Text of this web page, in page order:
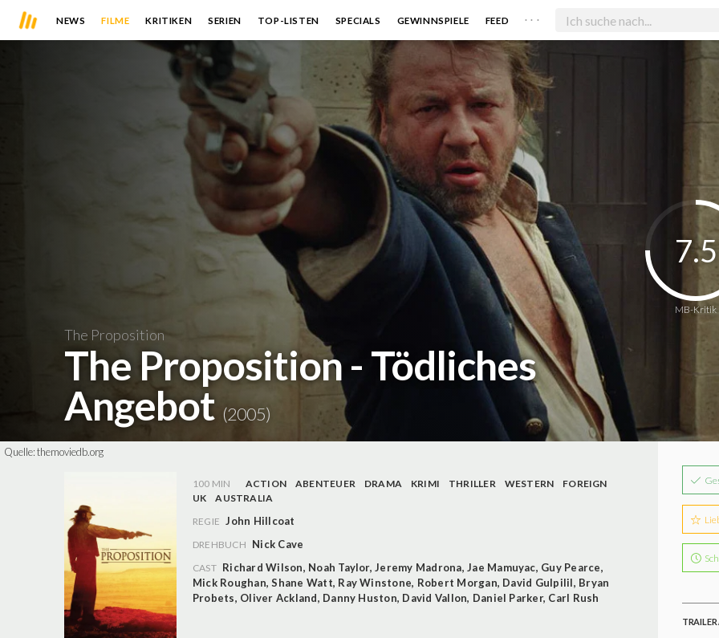
NEWS FILME KRITIKEN SERIEN TOP-LISTEN SPECIALS GEWINNSPIELE FEED . . .
The Proposition
The Proposition - Tödliches
Angebot(2005)
MB-Kritik
7.5
Quelle:themoviedb.org
100 MIN ACTION ABENTEUER DRAMA KRIMI THRILLER WESTERN
FOREIGN
UK
AUSTRALIA
REGIE John Hillcoat
DREHBUCH Nick Cave
CAST Richard Wilson, Noah Taylor,Jeremy Madrona,Jae Mamuyac, Guy Pearce,
Mick Roughan,Shane Watt, Ray Winstone, Robert Morgan, David Gulpilil, Bryan
Probets, Oliver Ackland, Danny Huston, David Vallon, Daniel Parker, Carl Rush